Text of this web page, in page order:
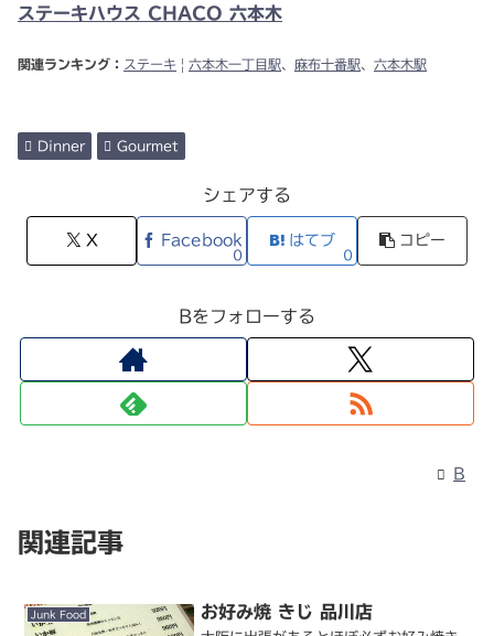
ステーキハウス CHACO 六本木
関連ランキング： ステーキ | 六本木一丁目駅、 麻布十番駅、 六本木駅
Dinner Gourmet
シェアする
X Facebook
0
はてブ
0
コピー
Bをフォローする
B
関連記事
Junk Food お好み焼 きじ 品川店